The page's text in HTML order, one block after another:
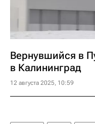
Вернувшийся в
в Калининград
12 августа 2025, 10:59